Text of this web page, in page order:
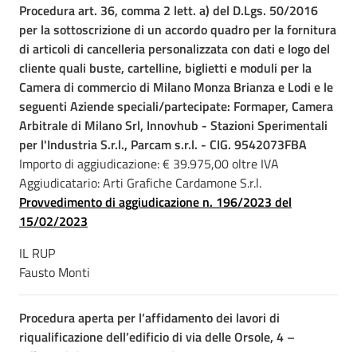
Procedura art. 36, comma 2 lett. a) del D.Lgs. 50/2016
per la sottoscrizione di un accordo quadro per la fornitura
di articoli di cancelleria personalizzata con dati e logo del
cliente quali buste, cartelline, biglietti e moduli per la
Camera di commercio di Milano Monza Brianza e Lodi e le
seguenti Aziende speciali/partecipate: Formaper, Camera
Arbitrale di Milano Srl, Innovhub - Stazioni Sperimentali
per l'Industria S.r.l., Parcam s.r.l. - CIG. 9542073FBA
Importo di aggiudicazione: € 39.975,00 oltre IVA
Aggiudicatario: Arti Grafiche Cardamone S.r.l.
Provvedimento di aggiudicazione n. 196/2023 del
15/02/2023
IL RUP
Fausto Monti
Procedura aperta per l’affidamento dei lavori di
riqualificazione dell’edificio di via delle Orsole, 4 –